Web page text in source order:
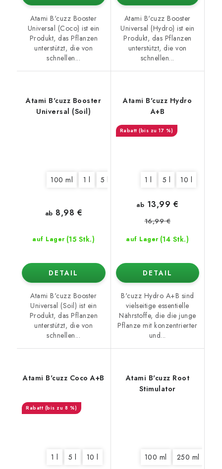
Atami B'cuzz Booster
Universal (Coco) ist ein
Produkt, das Pflanzen
unterstützt, die von
schnellen...
Atami B'cuzz Booster
Universal (Hydro) ist ein
Produkt, das Pflanzen
unterstützt, die von
schnellen...
Atami B'cuzz Booster
Universal (Soil)
100 ml 1 l 5 l
auf Lager (15 Stk.)
ab 8,98 €
DETAIL
Atami B'cuzz Booster
Universal (Soil) ist ein
Produkt, das Pflanzen
unterstützt, die von
schnellen...
Atami B'cuzz Hydro
A+B
(bis zu 17 %)
1 l 5 l 10 l
auf Lager (14 Stk.)
ab 13,99 €
16,99 €
DETAIL
B'cuzz Hydro A+B sind
vielseitige essentielle
Nährstoffe, die die junge
Pflanze mit konzentrierter
und...
Atami B'cuzz Coco A+B
(bis zu 8 %)
1 l 5 l 10 l
Atami B'cuzz Root
Stimulator
100 ml 250 ml